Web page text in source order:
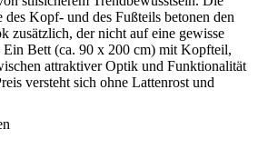
des Kopf- und des Fußteils betonen den
zusätzlich, der nicht auf eine gewisse
Ein Bett (ca. 90 x 200 cm) mit Kopfteil,
attraktiver Optik und Funktionalität
versteht sich ohne Lattenrost und